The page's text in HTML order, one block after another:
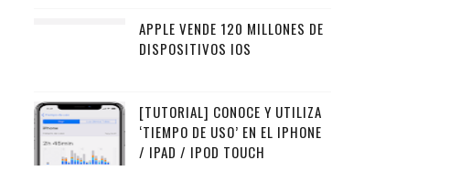
APPLE VENDE 120 MILLONES DE
DISPOSITIVOS IOS
[TUTORIAL] CONOCE Y UTILIZA
‘TIEMPO DE USO’ EN EL IPHONE
/ IPAD / IPOD TOUCH